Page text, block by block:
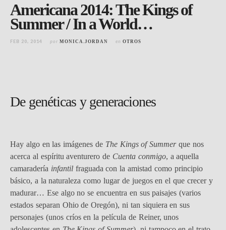
Americana 2014: The Kings of
Summer / In a World…
FEB 20, 2014 por MONICA.JORDAN en OTROS
De genéticas y generaciones
Hay algo en las imágenes de The Kings of Summerque nos
acerca al espíritu aventurero de Cuenta conmigo, a aquella
camaradería infantilfraguada con la amistad como principio
básico, a la naturaleza como lugar de juegos en el que crecer y
madurar… Ese algo no se encuentra en sus paisajes (varios
estados separan Ohio de Oregón), ni tan siquiera en sus
personajes (unos críos en la película de Reiner, unos